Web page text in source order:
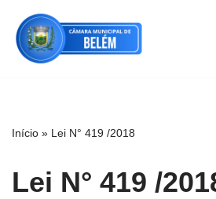
Pular
para
Início » Lei N° 419 /2018
Lei N° 419 /